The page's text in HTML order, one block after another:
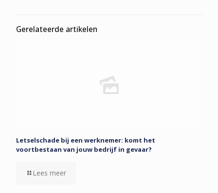
Gerelateerde artikelen
Letselschade bij een werknemer: komt het
voortbestaan van jouw bedrijf in gevaar?
Lees meer